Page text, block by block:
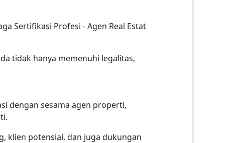
Sertifikasi Profesi - Agen Real Estat
tidak hanya memenuhi legalitas,
dengan sesama agen properti,
klien potensial, dan juga dukungan